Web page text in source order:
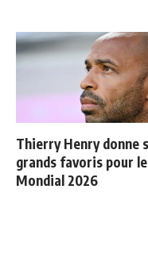
Thierry Henry donne
grands favoris pour le
Mondial 2026